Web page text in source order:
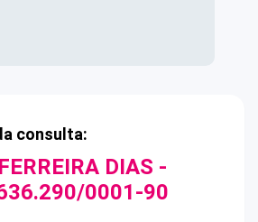
consulta:
DIAS -
0001-90